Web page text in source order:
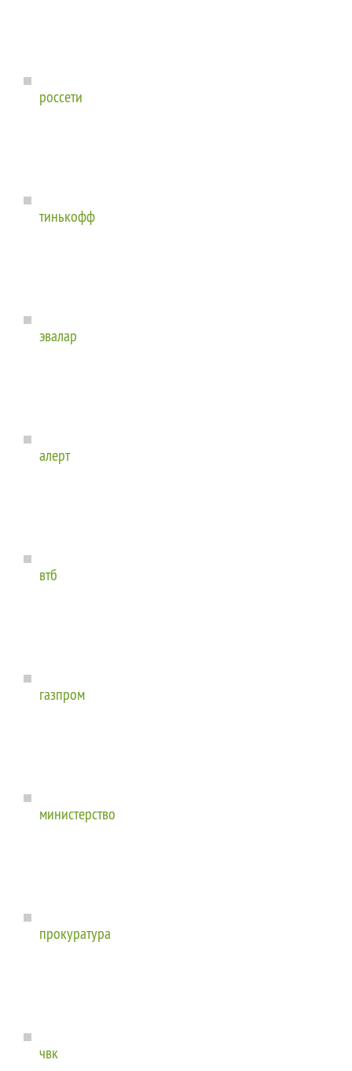
россети
тинькофф
эвалар
алерт
втб
газпром
министерство
прокуратура
чвк